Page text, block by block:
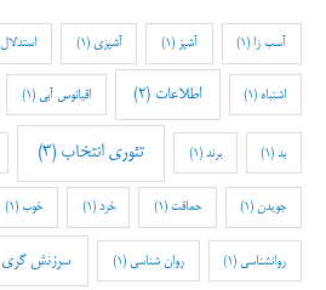
آسب زا (1) آشپز (1) آشپزی (1) استدلال
اشتباه (1) اطلاعات (2) اقیانوس آبی (1)
بد(1) برند (1) تئوری انتخاب (3)
جویدن (1) حماقت (1) خرد (1) خوب(1)
روانشناسی (1) روان شناسی (1) سرزنش گری